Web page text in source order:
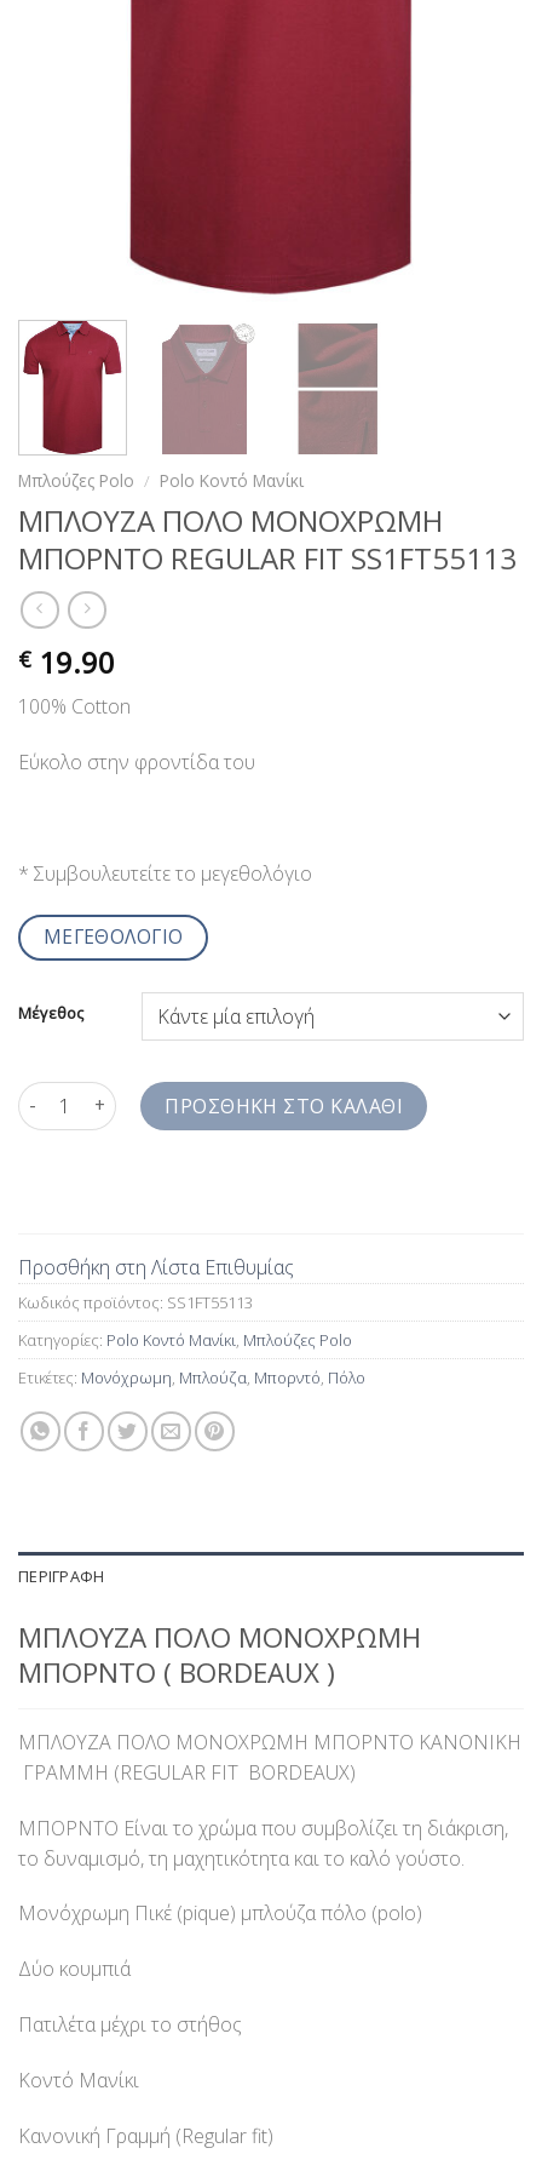
Μπλούζες Polo / Polo Κοντό Μανίκι
ΜΠΛΟΥΖΑ ΠΟΛΟ ΜΟΝΟΧΡΩΜΗ
ΜΠΟΡΝΤΟ REGULAR FIT SS1FT55113
€ 19.90
100% Cotton
Εύκολο στην φροντίδα του
* Συμβουλευτείτε το μεγεθολόγιο
ΜΕΓΕΘΟΛΟΓΙΟ
Μέγεθος
ΜΠΛΟΥΖΑ ΠΟΛΟ ΜΟΝΟΧΡΩΜΗ ΜΠΟΡΝΤΟ REGULAR FIT
ΠΡΟΣΘΉΚΗ ΣΤΟ ΚΑΛΆΘΙ
Προσθήκη στη Λίστα Επιθυμίας
Κωδικός προϊόντος: SS1FT55113
Κατηγορίες: Polo Κοντό Μανίκι, Μπλούζες Polo
Ετικέτες: Μονόχρωμη, Μπλούζα, Μπορντό, Πόλο
ΠΕΡΙΓΡΑΦΉ
ΜΠΛΟΥΖΑ ΠΟΛΟ ΜΟΝΟΧΡΩΜΗ
ΜΠΟΡΝΤΟ ( BORDEAUX )
ΜΠΛΟΥΖΑ ΠΟΛΟ ΜΟΝΟΧΡΩΜΗ ΜΠΟΡΝΤΟ ΚΑΝΟΝΙΚΗ
ΓΡΑΜΜΗ (REGULAR FIT BORDEAUX)
ΜΠΟΡΝΤΟ Είναι το χρώμα που συμβολίζει τη διάκριση,
το δυναμισμό, τη μαχητικότητα και το καλό γούστο.
Μονόχρωμη Πικέ (pique) μπλούζα πόλο (polo)
Δύο κουμπιά
Πατιλέτα μέχρι το στήθος
Κοντό Μανίκι
Κανονική Γραμμή (Regular fit)